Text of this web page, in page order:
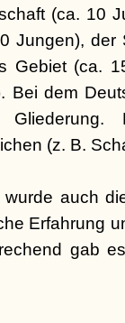
(ca. 10
Jungen), der
Gebiet (ca.
Bei dem
(z. B.
auch
Erfahrung
gab